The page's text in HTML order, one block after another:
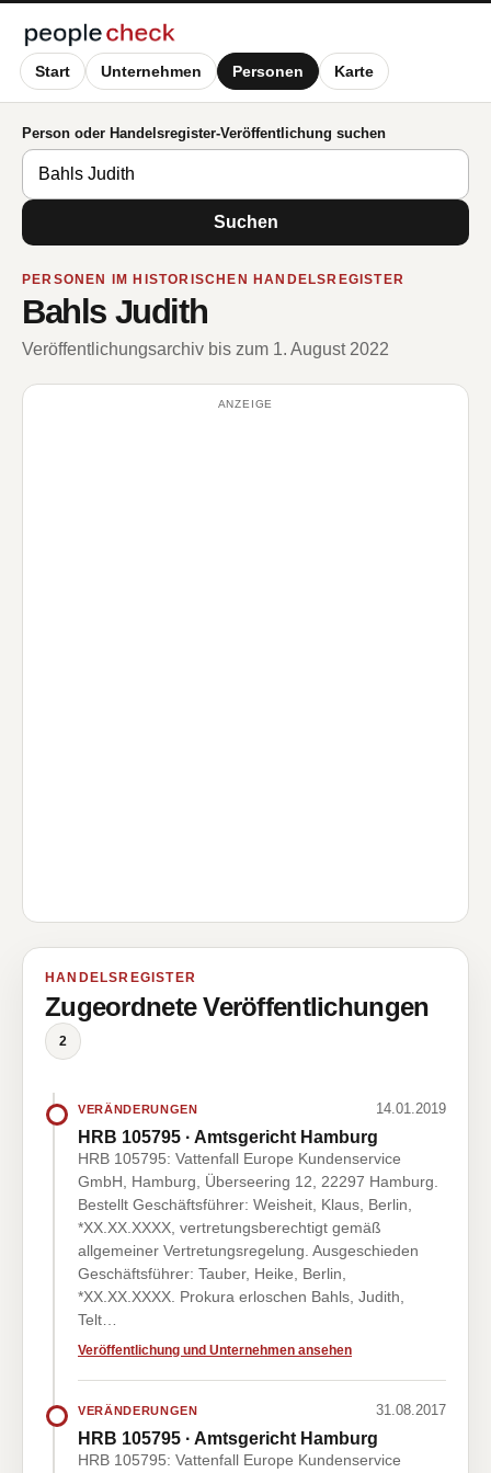
Start Unternehmen Personen Karte
Person oder Handelsregister-Veröffentlichung suchen
Suchen
PERSONEN IM HISTORISCHEN HANDELSREGISTER
Bahls Judith
Veröffentlichungsarchiv bis zum 1. August 2022
ANZEIGE
HANDELSREGISTER
Zugeordnete Veröffentlichungen
2
VERÄNDERUNGEN 14.01.2019
HRB 105795 · Amtsgericht Hamburg
HRB 105795: Vattenfall Europe Kundenservice
GmbH, Hamburg, Überseering 12, 22297 Hamburg.
Bestellt Geschäftsführer: Weisheit, Klaus, Berlin,
*XX.XX.XXXX, vertretungsberechtigt gemäß
allgemeiner Vertretungsregelung. Ausgeschieden
Geschäftsführer: Tauber, Heike, Berlin,
*XX.XX.XXXX. Prokura erloschen Bahls, Judith,
Telt…
Veröffentlichung und Unternehmen ansehen
VERÄNDERUNGEN 31.08.2017
HRB 105795 · Amtsgericht Hamburg
HRB 105795: Vattenfall Europe Kundenservice